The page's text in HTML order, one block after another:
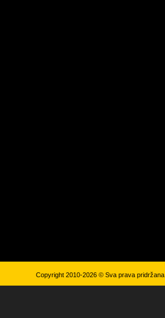
Copyright 2010-2026 © Sva prava pridržana